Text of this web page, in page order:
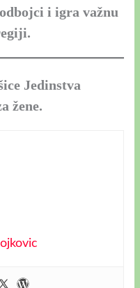
i igra važnu
Jedinstva
žene.